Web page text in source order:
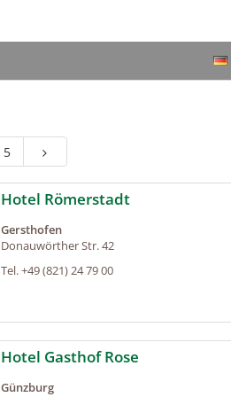
5
Hotel Römerstadt
Gersthofen
Donauwörther Str. 42
Tel.+49 (821) 24 79 00
Hotel Gasthof Rose
Günzburg